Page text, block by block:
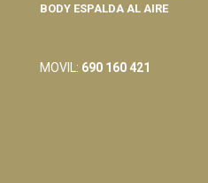
BODY ESPALDA AL AIRE
MOVIL: 690 160 421